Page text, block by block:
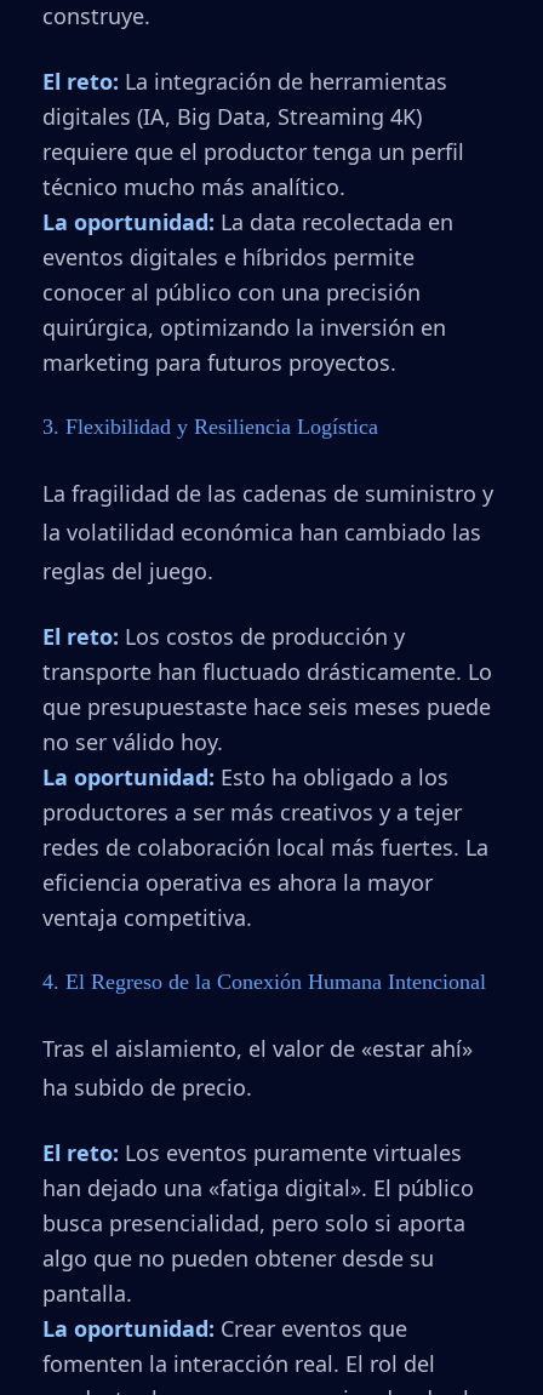
construye.
El reto: La integración de herramientas
digitales (IA, Big Data, Streaming 4K)
requiere que el productor tenga un perfil
técnico mucho más analítico.
La oportunidad: La data recolectada en
eventos digitales e híbridos permite
conocer al público con una precisión
quirúrgica, optimizando la inversión en
marketing para futuros proyectos.
3. Flexibilidad y Resiliencia Logística
La fragilidad de las cadenas de suministro y
la volatilidad económica han cambiado las
reglas del juego.
El reto: Los costos de producción y
transporte han fluctuado drásticamente. Lo
que presupuestaste hace seis meses puede
no ser válido hoy.
La oportunidad: Esto ha obligado a los
productores a ser más creativos y a tejer
redes de colaboración local más fuertes. La
eficiencia operativa es ahora la mayor
ventaja competitiva.
4. El Regreso de la Conexión Humana Intencional
Tras el aislamiento, el valor de «estar ahí»
ha subido de precio.
El reto: Los eventos puramente virtuales
han dejado una «fatiga digital». El público
busca presencialidad, pero solo si aporta
algo que no pueden obtener desde su
pantalla.
La oportunidad: Crear eventos que
fomenten la interacción real. El rol del